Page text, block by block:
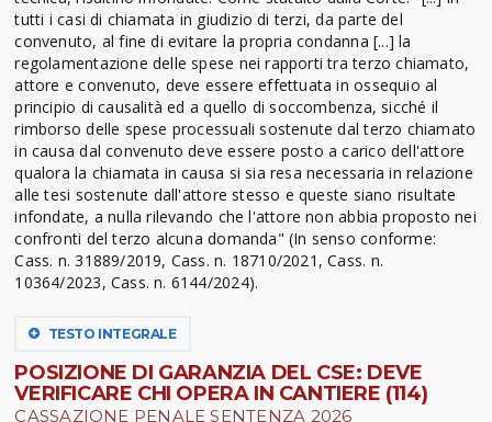
tutti i casi di chiamata in giudizio di terzi, da parte del
convenuto, al fine di evitare la propria condanna [...] la
regolamentazione delle spese nei rapporti tra terzo chiamato,
attore e convenuto, deve essere effettuata in ossequio al
principio di causalità ed a quello di soccombenza, sicché il
rimborso delle spese processuali sostenute dal terzo chiamato
in causa dal convenuto deve essere posto a carico dell'attore
qualora la chiamata in causa si sia resa necessaria in relazione
alle tesi sostenute dall'attore stesso e queste siano risultate
infondate, a nulla rilevando che l'attore non abbia proposto nei
confronti del terzo alcuna domanda" (In senso conforme:
Cass. n. 31889/2019, Cass. n. 18710/2021, Cass. n.
10364/2023, Cass. n. 6144/2024).
TESTO INTEGRALE
POSIZIONE DI GARANZIA DEL CSE: DEVE
VERIFICARE CHI OPERA IN CANTIERE (114)
CASSAZIONE PENALE SENTENZA 2026